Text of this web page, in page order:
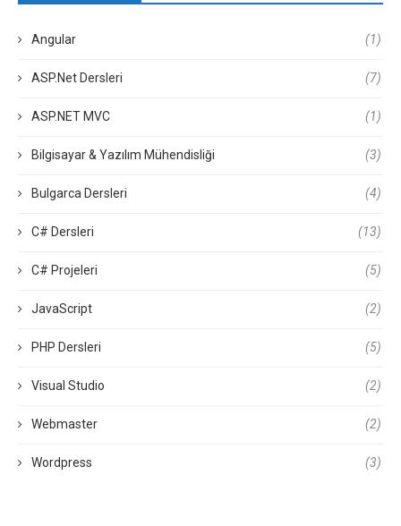
Angular (1)
ASP.Net Dersleri (7)
ASP.NET MVC (1)
Bilgisayar & Yazılım Mühendisliği (3)
Bulgarca Dersleri (4)
C# Dersleri (13)
C# Projeleri (5)
JavaScript (2)
PHP Dersleri (5)
Visual Studio (2)
Webmaster (2)
Wordpress (3)